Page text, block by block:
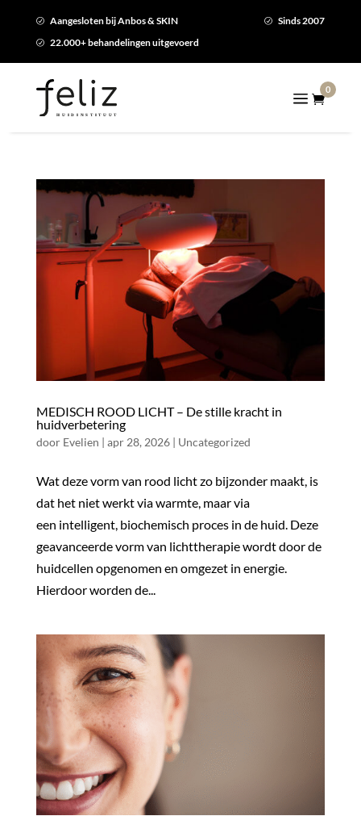
R Aangesloten bij Anbos & SKIN R Sinds 2007
R 22.000+ behandelingen uitgevoerd

0
MEDISCH ROOD LICHT – De stille kracht in
huidverbetering
door Evelien | apr 28, 2026| Uncategorized
Wat deze vorm van rood licht zo bijzonder maakt, is
dat het niet werkt via warmte, maar via
een intelligent, biochemisch proces in de huid. Deze
geavanceerde vorm van lichttherapie wordt door de
huidcellen opgenomen en omgezet in energie.
Hierdoor worden de...